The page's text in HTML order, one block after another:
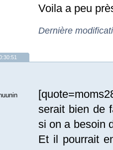
Voila a peu
Dernière
serait bien de
si on a besoin
Et il pourrait